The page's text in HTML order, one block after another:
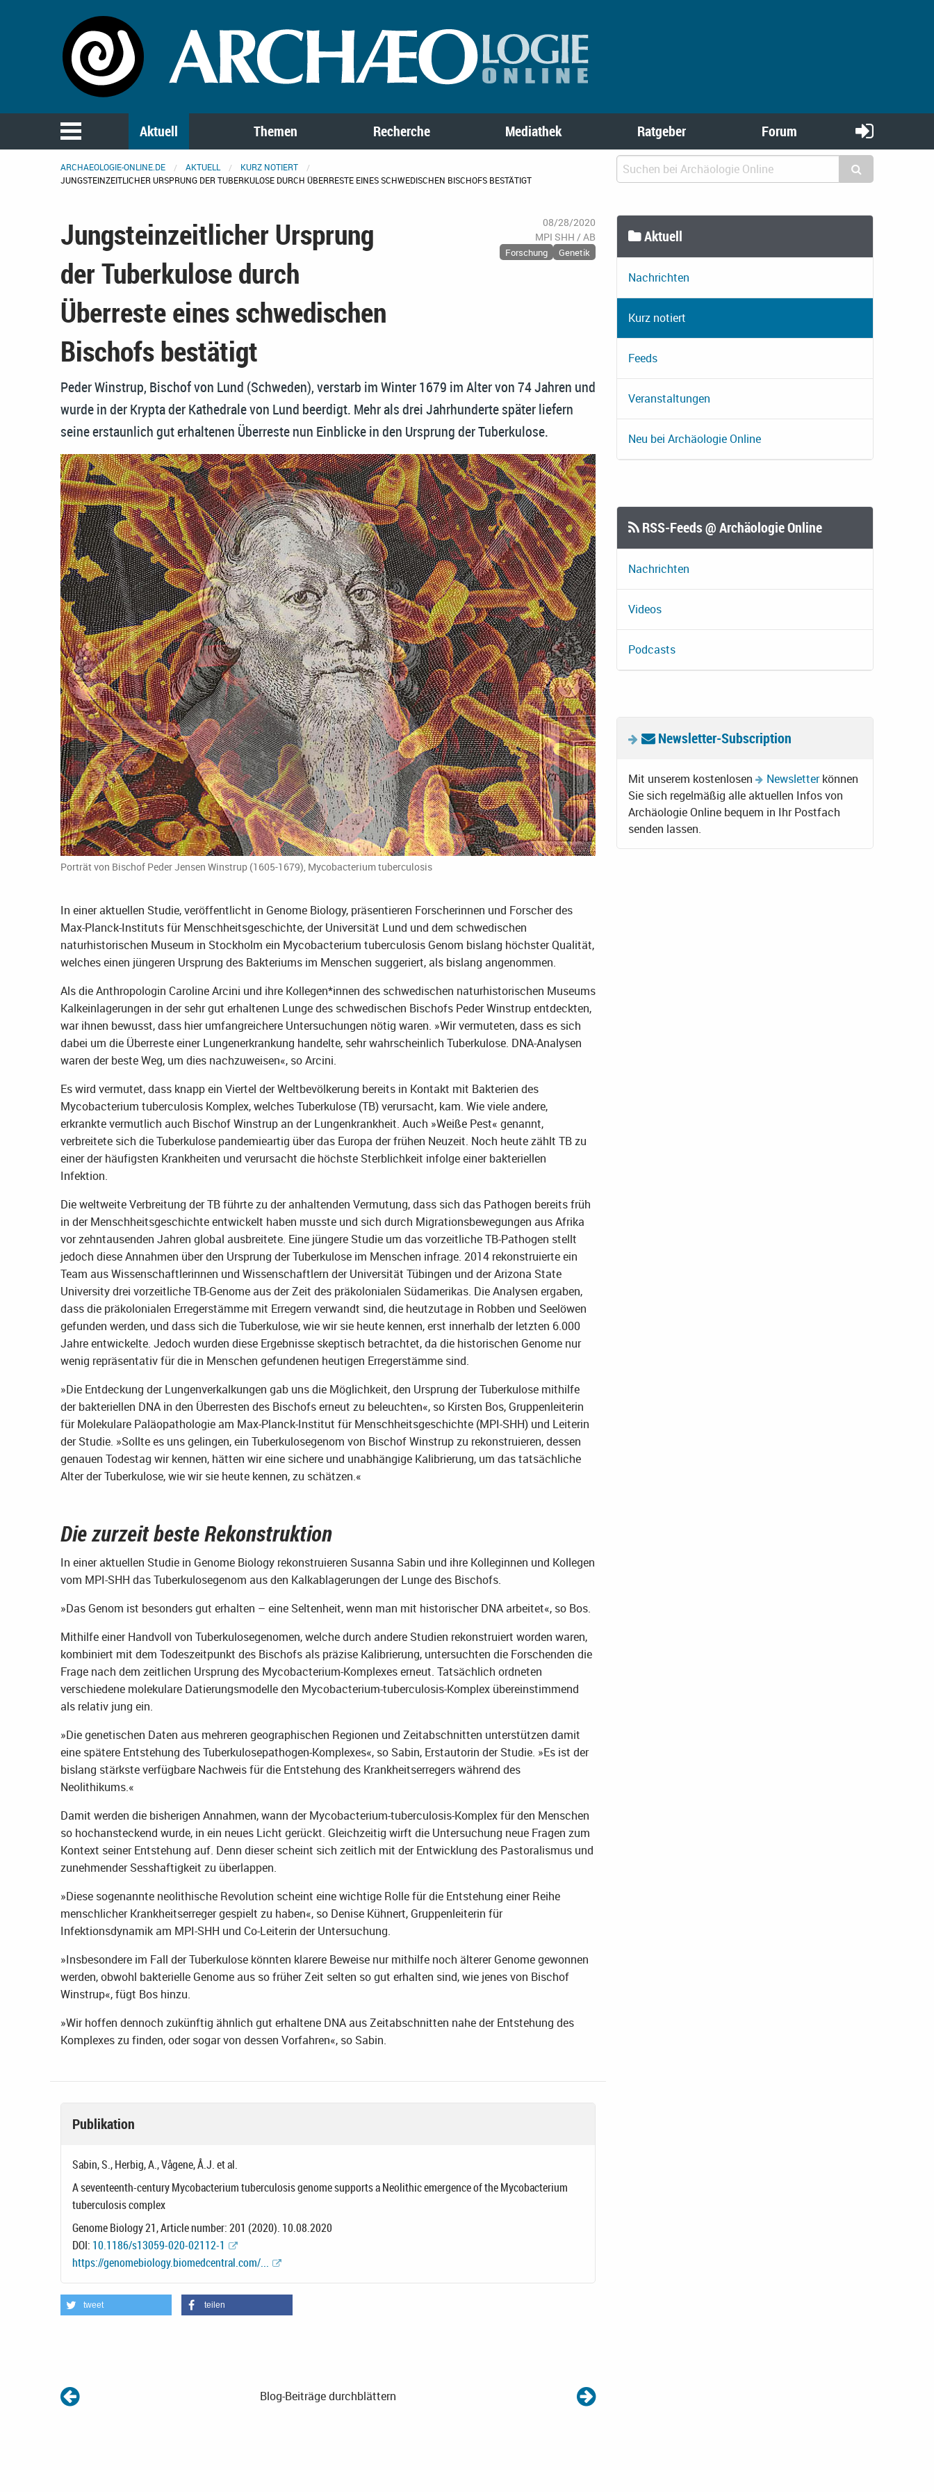
Aktuell Themen Recherche Mediathek Ratgeber Forum
ARCHAEOLOGIE-ONLINE.DE AKTUELL
KURZ NOTIERT
JUNGSTEINZEITLICHER URSPRUNG DER TUBERKULOSE DURCH ÜBERRESTE EINES SCHWEDISCHEN BISCHOFS BESTÄTIGT
Jungsteinzeitlicher Ursprung
der Tuberkulose durch
Überreste eines schwedischen
Bischofs bestätigt
08/28/2020
MPI SHH / AB
Forschung Genetik
Peder Winstrup, Bischof von Lund (Schweden), verstarb im Winter 1679 im Alter von 74 Jahren und
wurde in der Krypta der Kathedrale von Lund beerdigt. Mehr als drei Jahrhunderte später liefern
seine erstaunlich gut erhaltenen Überreste nun Einblicke in den Ursprung der Tuberkulose.
Porträt von Bischof Peder Jensen Winstrup (1605-1679), Mycobacterium tuberculosis
In einer aktuellen Studie, veröffentlicht in Genome Biology, präsentieren Forscherinnen und Forscher des
Max-Planck-Instituts für Menschheitsgeschichte, der Universität Lund und dem schwedischen
naturhistorischen Museum in Stockholm ein Mycobacterium tuberculosis Genom bislang höchster Qualität,
welches einen jüngeren Ursprung des Bakteriums im Menschen suggeriert, als bislang angenommen.
Als die Anthropologin Caroline Arcini und ihre Kollegen*innen des schwedischen naturhistorischen Museums
Kalkeinlagerungen in der sehr gut erhaltenen Lunge des schwedischen Bischofs Peder Winstrup entdeckten,
war ihnen bewusst, dass hier umfangreichere Untersuchungen nötig waren. »Wir vermuteten, dass es sich
dabei um die Überreste einer Lungenerkrankung handelte, sehr wahrscheinlich Tuberkulose. DNA-Analysen
waren der beste Weg, um dies nachzuweisen«, so Arcini.
Es wird vermutet, dass knapp ein Viertel der Weltbevölkerung bereits in Kontakt mit Bakterien des
Mycobacterium tuberculosis Komplex, welches Tuberkulose (TB) verursacht, kam. Wie viele andere,
erkrankte vermutlich auch Bischof Winstrup an der Lungenkrankheit. Auch »Weiße Pest« genannt,
verbreitete sich die Tuberkulose pandemieartig über das Europa der frühen Neuzeit. Noch heute zählt TB zu
einer der häufigsten Krankheiten und verursacht die höchste Sterblichkeit infolge einer bakteriellen
Infektion.
Die weltweite Verbreitung der TB führte zu der anhaltenden Vermutung, dass sich das Pathogen bereits früh
in der Menschheitsgeschichte entwickelt haben musste und sich durch Migrationsbewegungen aus Afrika
vor zehntausenden Jahren global ausbreitete. Eine jüngere Studie um das vorzeitliche TB-Pathogen stellt
jedoch diese Annahmen über den Ursprung der Tuberkulose im Menschen infrage. 2014 rekonstruierte ein
Team aus Wissenschaftlerinnen und Wissenschaftlern der Universität Tübingen und der Arizona State
University drei vorzeitliche TB-Genome aus der Zeit des präkolonialen Südamerikas. Die Analysen ergaben,
dass die präkolonialen Erregerstämme mit Erregern verwandt sind, die heutzutage in Robben und Seelöwen
gefunden werden, und dass sich die Tuberkulose, wie wir sie heute kennen, erst innerhalb der letzten 6.000
Jahre entwickelte. Jedoch wurden diese Ergebnisse skeptisch betrachtet, da die historischen Genome nur
wenig repräsentativ für die in Menschen gefundenen heutigen Erregerstämme sind.
»Die Entdeckung der Lungenverkalkungen gab uns die Möglichkeit, den Ursprung der Tuberkulose mithilfe
der bakteriellen DNA in den Überresten des Bischofs erneut zu beleuchten«, so Kirsten Bos, Gruppenleiterin
für Molekulare Paläopathologie am Max-Planck-Institut für Menschheitsgeschichte (MPI-SHH) und Leiterin
der Studie. »Sollte es uns gelingen, ein Tuberkulosegenom von Bischof Winstrup zu rekonstruieren, dessen
genauen Todestag wir kennen, hätten wir eine sichere und unabhängige Kalibrierung, um das tatsächliche
Alter der Tuberkulose, wie wir sie heute kennen, zu schätzen.«
Die zurzeit beste Rekonstruktion
In einer aktuellen Studie in Genome Biology rekonstruieren Susanna Sabin und ihre Kolleginnen und Kollegen
vom MPI-SHH das Tuberkulosegenom aus den Kalkablagerungen der Lunge des Bischofs.
»Das Genom ist besonders gut erhalten – eine Seltenheit, wenn man mit historischer DNA arbeitet«, so Bos.
Mithilfe einer Handvoll von Tuberkulosegenomen, welche durch andere Studien rekonstruiert worden waren,
kombiniert mit dem Todeszeitpunkt des Bischofs als präzise Kalibrierung, untersuchten die Forschenden die
Frage nach dem zeitlichen Ursprung des Mycobacterium-Komplexes erneut. Tatsächlich ordneten
verschiedene molekulare Datierungsmodelle den Mycobacterium-tuberculosis-Komplex übereinstimmend
als relativ jung ein.
»Die genetischen Daten aus mehreren geographischen Regionen und Zeitabschnitten unterstützen damit
eine spätere Entstehung des Tuberkulosepathogen-Komplexes«, so Sabin, Erstautorin der Studie. »Es ist der
bislang stärkste verfügbare Nachweis für die Entstehung des Krankheitserregers während des
Neolithikums.«
Damit werden die bisherigen Annahmen, wann der Mycobacterium-tuberculosis-Komplex für den Menschen
so hochansteckend wurde, in ein neues Licht gerückt. Gleichzeitig wirft die Untersuchung neue Fragen zum
Kontext seiner Entstehung auf. Denn dieser scheint sich zeitlich mit der Entwicklung des Pastoralismus und
zunehmender Sesshaftigkeit zu überlappen.
»Diese sogenannte neolithische Revolution scheint eine wichtige Rolle für die Entstehung einer Reihe
menschlicher Krankheitserreger gespielt zu haben«, so Denise Kühnert, Gruppenleiterin für
Infektionsdynamik am MPI-SHH und Co-Leiterin der Untersuchung.
»Insbesondere im Fall der Tuberkulose könnten klarere Beweise nur mithilfe noch älterer Genome gewonnen
werden, obwohl bakterielle Genome aus so früher Zeit selten so gut erhalten sind, wie jenes von Bischof
Winstrup«, fügt Bos hinzu.
»Wir hoffen dennoch zukünftig ähnlich gut erhaltene DNA aus Zeitabschnitten nahe der Entstehung des
Komplexes zu finden, oder sogar von dessen Vorfahren«, so Sabin.
Publikation
Sabin, S., Herbig, A., Vågene, Å.J. et al.
A seventeenth-century Mycobacterium tuberculosis genome supports a Neolithic emergence of the Mycobacterium
tuberculosis complex
Genome Biology 21, Article number: 201 (2020). 10.08.2020
DOI: 10.1186/s13059-020-02112-1
https://genomebiology.biomedcentral.com/...
tweet teilen
Blog-Beiträge durchblättern
Aktuell
Nachrichten
Kurz notiert
Feeds
Veranstaltungen
Neu bei Archäologie Online
RSS-Feeds @ Archäologie Online
Nachrichten
Videos
Podcasts
Newsletter-Subscription
Mit unserem kostenlosen Newsletterkönnen
Sie sich regelmäßig alle aktuellen Infos von
Archäologie Online bequem in Ihr Postfach
senden lassen.